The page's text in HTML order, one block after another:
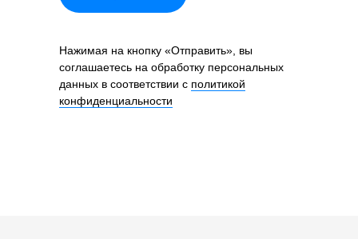
Нажимая на кнопку «Отправить», вы
соглашаетесь на обработку персональных
данных в соответствии с политикой
конфиденциальности